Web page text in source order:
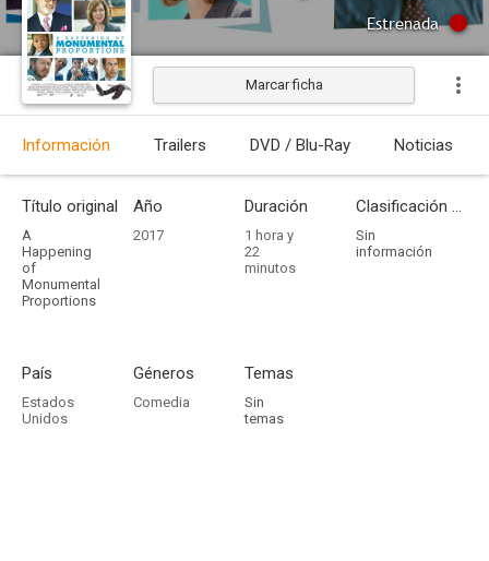
Estrenada
Marcar ficha
Información Trailers DVD / Blu-Ray Noticias
Título original
A
Happening
of
Monumental
Proportions
Año
2017
Duración
1 hora y
22
minutos
Clasificación por edades
Sin
información
País
Estados
Unidos
Géneros
Comedia
Temas
Sin
temas